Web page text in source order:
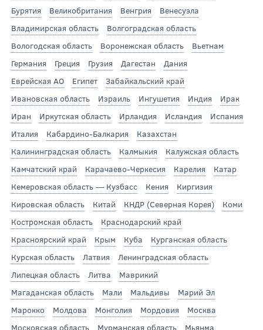
Бурятия
Великобритания Венгрия
Венесуэла
Владимирская область
Волгоградская область
Вологодская область
Воронежская область
Вьетнам
Германия
Греция Грузия Дагестан
Дания
Еврейская АО
Египет
Забайкальский край
Ивановская область
Израиль Ингушетия Индия
Ирак
Иран
Иркутская область Ирландия Исландия
Испания
Италия
Кабардино-Балкария
Казахстан
Калининградская область
Калмыкия
Калужская область
Камчатский край
Карачаево-Черкесия Карелия
Катар
Кемеровская область — Кузбасс
Кения
Киргизия
Кировская область
Китай КНДР (Северная Корея)
Коми
Костромская область
Краснодарский край
Красноярский край
Крым Куба
Курганская область
Курская область
Латвия
Ленинградская область
Липецкая область
Литва
Маврикий
Магаданская область
Мали Мальдивы
Марий Эл
Марокко
Молдова Монголия Мордовия
Москва
Московская область
Мурманская область
Мьянма